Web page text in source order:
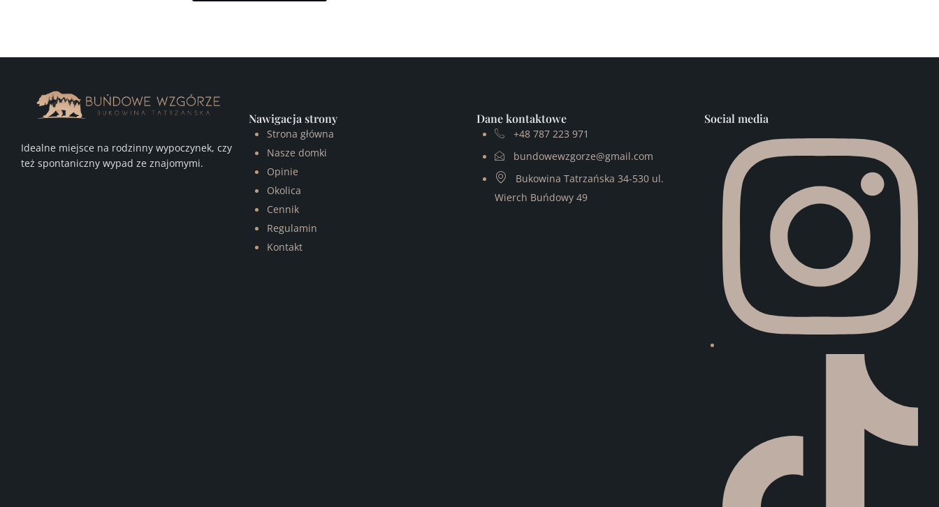
Idealne miejsce na rodzinny wypoczynek, czy
też spontaniczny wypad ze znajomymi.
Nawigacja strony
Strona główna
Nasze domki
Opinie
Okolica
Cennik
Regulamin
Kontakt
Dane kontaktowe
+48 787 223 971
bundowewzgorze@gmail.com
Bukowina Tatrzańska 34-530 ul.
Wierch Buńdowy 49
Social media